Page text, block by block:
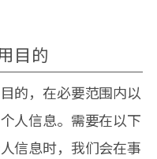
目的
的，在必要范围内以
人信息。需要在以下
信息时，我们会在事